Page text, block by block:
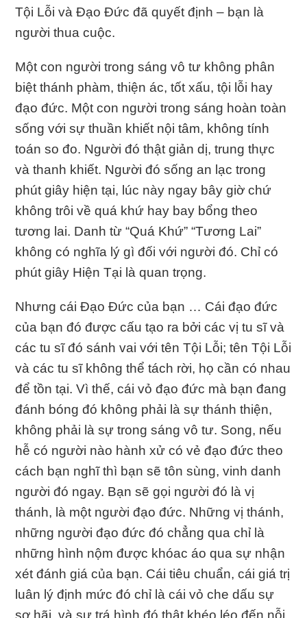
Tội Lỗi và Đạo Đức đã quyết định – bạn là
người thua cuộc.
Một con người trong sáng vô tư không phân
biệt thánh phàm, thiện ác, tốt xấu, tội lỗi hay
đạo đức. Một con người trong sáng hoàn toàn
sống với sự thuần khiết nội tâm, không tính
toán so đo. Người đó thật giản dị, trung thực
và thanh khiết. Người đó sống an lạc trong
phút giây hiện tại, lúc này ngay bây giờ chứ
không trôi về quá khứ hay bay bổng theo
tương lai. Danh từ “Quá Khứ” “Tương Lai”
không có nghĩa lý gì đối với người đó. Chỉ có
phút giây Hiện Tại là quan trọng.
Nhưng cái Đạo Đức của bạn … Cái đạo đức
của bạn đó được cấu tạo ra bởi các vị tu sĩ và
các tu sĩ đó sánh vai với tên Tội Lỗi; tên Tội Lỗi
và các tu sĩ không thể tách rời, họ cần có nhau
để tồn tại. Vì thế, cái vỏ đạo đức mà bạn đang
đánh bóng đó không phải là sự thánh thiện,
không phải là sự trong sáng vô tư. Song, nếu
hễ có người nào hành xử có vẻ đạo đức theo
cách bạn nghĩ thì bạn sẽ tôn sùng, vinh danh
người đó ngay. Bạn sẽ gọi người đó là vị
thánh, là một người đạo đức. Những vị thánh,
những người đạo đức đó chẳng qua chỉ là
những hình nộm được khóac áo qua sự nhận
xét đánh giá của bạn. Cái tiêu chuẩn, cái giá trị
luân lý định mức đó chỉ là cái vỏ che dấu sự